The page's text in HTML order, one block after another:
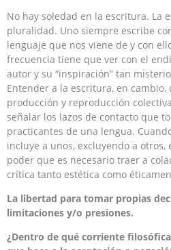
No hay soledad en la escritura. La
pluralidad. Uno siempre escribe
lenguaje que nos viene de y con
frecuencia tiene que ver con el
autor y su “inspiración” tan
Entender a la escritura, en cambio,
producción y reproducción
señalar los lazos de contacto que
practicantes de una lengua.
incluye a unos, excluyendo a
poder que es necesario traer a
crítica tanto estética como
La libertad para tomar propias
limitaciones y/o presiones.
¿Dentro de qué corriente